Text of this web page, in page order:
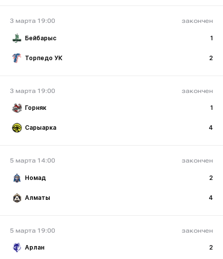
3 марта 19:00 закончен
Бейбарыс 1
Торпедо УК 2
3 марта 19:00 закончен
Горняк 1
Сарыарка 4
5 марта 14:00 закончен
Номад 2
Алматы 4
5 марта 19:00 закончен
Арлан 2